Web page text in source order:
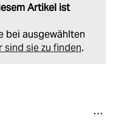
Artikel ist
bei ausgewählten
sind sie zu finden.